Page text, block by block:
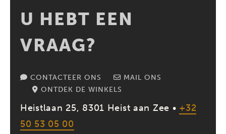
U HEBT EEN
VRAAG?
CONTACTEER ONS
MAIL ONS
ONTDEK DE WINKELS
Heistlaan 25, 8301 Heist aan Zee • +32
50 53 05 00